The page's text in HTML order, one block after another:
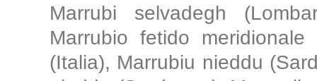
Marrubi selvadegh
Marrubio fetido
(Italia), Marrubiu nieddu